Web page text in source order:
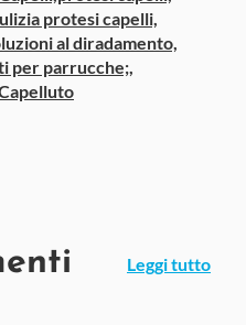
protesi capelli,
al diradamento,
per parrucche;,
Leggi tutto